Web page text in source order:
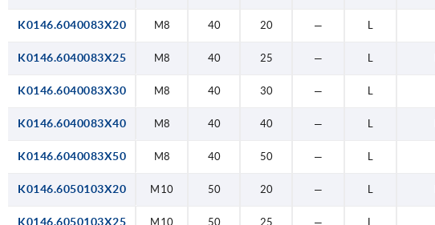
K0146.6040083X20 M8 40 20 — L
K0146.6040083X25 M8 40 25 — L
K0146.6040083X30 M8 40 30 — L
K0146.6040083X40 M8 40 40 — L
K0146.6040083X50 M8 40 50 — L
K0146.6050103X20 M10 50 20 — L
K0146.6050103X25 M10 50 25 — L